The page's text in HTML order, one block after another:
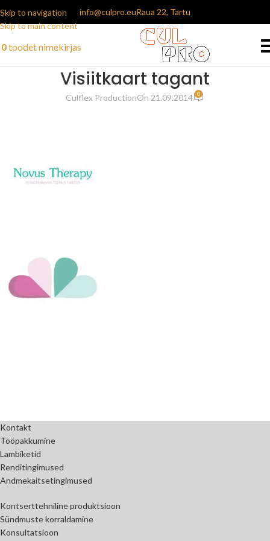
Skip to navigation
Skip to main content
info@culpro.euRaua 22, Tartu
0toodetnimekirjas
Visiitkaart tagant
Culflex ProductionOn 21.09.2014 0
Kontakt
Tööpakkumine
Lambiketid
Renditingimused
Andmekaitsetingimused
Kontserttehniline produktsioon
Sündmuste korraldamine
Konsultatsioon